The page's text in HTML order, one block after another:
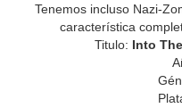
Tenemos incluso Nazi-
característica
Titulo: Into